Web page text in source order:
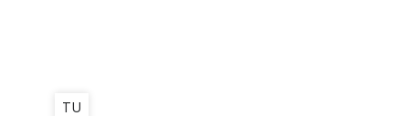
TU